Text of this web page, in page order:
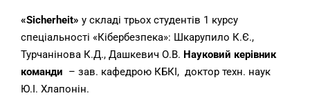
«Sicherheit» у складі трьох студентів 1 курсу
спеціальності «Кібербезпека»: Шкарупило К.Є.,
Турчанінова К.Д., Дашкевич О.В. Науковий керівник
команди – зав. кафедрою КБКІ, доктор техн. наук
Ю.І. Хлапонін.